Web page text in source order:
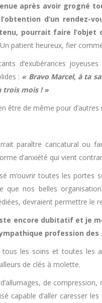
après avoir grogné
d’un rendez-
pourrait faire l’objet
Un patient heureux, fier
d’exubérances
: « Bravo Marcel, à ta
trois mois ! »
être de même pour
paraître caricatural ou
d’anxiété qui vient
m’ouvrir toutes les portes
que nos belles
devraient permettre le
encore dubitatif et je
profession des
tous les soins et toutes les
de clés à molette.
de
capable d’aller caresser